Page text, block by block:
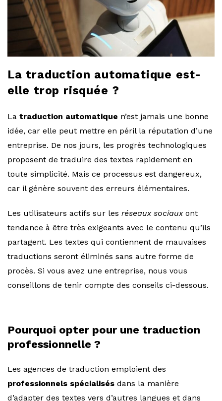
b
o
g
La traduction automatique est-
elle trop risquée ?
La traduction automatique n’est jamais une bonne
idée, car elle peut mettre en péril la réputation d’une
entreprise. De nos jours, les progrès technologiques
proposent de traduire des textes rapidement en
toute simplicité. Mais ce processus est dangereux,
car il génère souvent des erreurs élémentaires.
Les utilisateurs actifs sur les réseaux sociauxont
tendance à être très exigeants avec le contenu qu’ils
partagent. Les textes qui contiennent de mauvaises
traductions seront éliminés sans autre forme de
procès. Si vous avez une entreprise, nous vous
conseillons de tenir compte des conseils ci-dessous.
Pourquoi opter pour une traduction
professionnelle ?
Les agences de traduction emploient des
professionnels spécialisés dans la manière
d’adapter des textes vers d’autres langues et dans